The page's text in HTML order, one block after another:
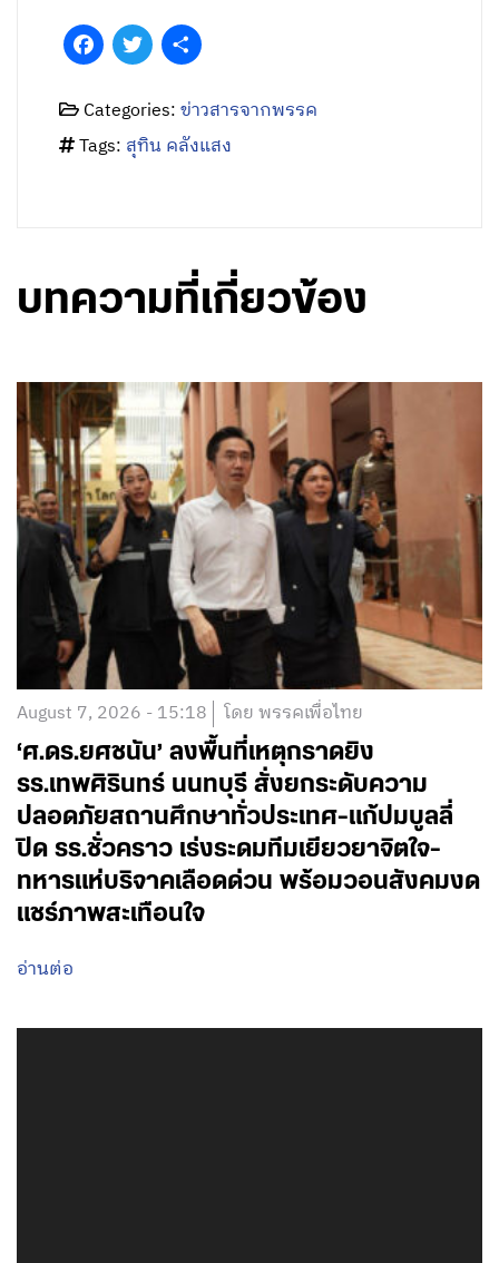
FacebookTwitter
Categories:ข่าวสารจากพรรค
Tags: สุทิน คลังแสง
บทความที่เกี่ยวข้อง
August 7, 2026 - 15:18 โดย พรรคเพื่อไทย
‘ศ.ดร.ยศชนัน’ ลงพื้นที่เหตุกราดยิง
รร.เทพศิรินทร์ นนทบุรี สั่งยกระดับความ
ปลอดภัยสถานศึกษาทั่วประเทศ-แก้ปมบูลลี่
ปิด รร.ชั่วคราว เร่งระดมทีมเยียวยาจิตใจ-
ทหารแห่บริจาคเลือดด่วน พร้อมวอนสังคมงด
แชร์ภาพสะเทือนใจ
อ่านต่อ